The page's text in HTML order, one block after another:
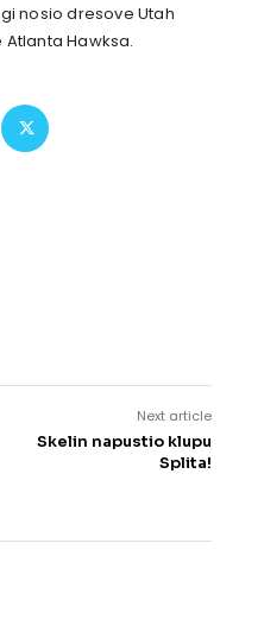
nosio dresove Utah
Hawksa.
Next article
Skelin napustio klupu
Splita!